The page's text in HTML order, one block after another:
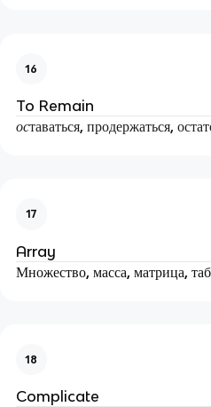
16
To Remain
оставаться, продержаться,
17
Array
Множество, масса, матрица,
18
Complicate